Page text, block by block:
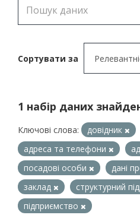
Сортувати за
1 набір даних
Ключові слова: довідник
адреса та телефони
посадові особи
дані
заклад
структурний
підприємство